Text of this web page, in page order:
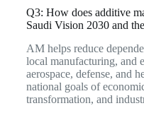
Q3: How does additive
Saudi Vision 2030 and
AM helps reduce
local manufacturing, and
aerospace, defense, and
national goals of
transformation, and